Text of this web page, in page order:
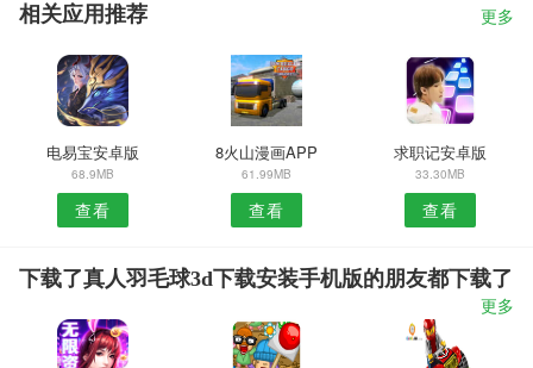
相关应用推荐 更多
电易宝安卓版
68.9MB
查看
8火山漫画APP
61.99MB
查看
求职记安卓版
33.30MB
查看
下载了真人羽毛球3d下载安装手机版的朋友都下载了
更多